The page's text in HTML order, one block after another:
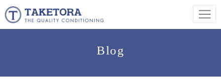
Blog